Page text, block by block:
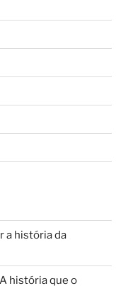
a história da
história que o